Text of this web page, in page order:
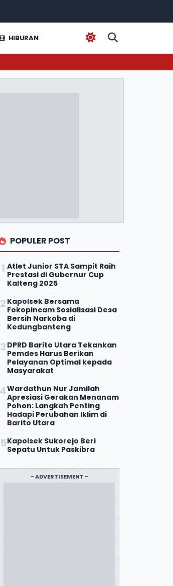
HIBURAN
POPULER POST
Atlet Junior STA Sampit Raih
Prestasi di Gubernur Cup
Kalteng 2025
Kapolsek Bersama
Fokopincam Sosialisasi Desa
Bersih Narkoba di
Kedungbanteng
DPRD Barito Utara Tekankan
Pemdes Harus Berikan
Pelayanan Optimal kepada
Masyarakat
Wardathun Nur Jamilah
Apresiasi Gerakan Menanam
Pohon: Langkah Penting
Hadapi Perubahan Iklim di
Barito Utara
Kapolsek Sukorejo Beri
Sepatu Untuk Paskibra
- ADVERTISEMENT -